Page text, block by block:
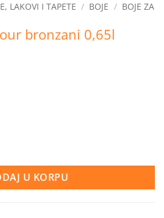
LAKOVI I TAPETE / BOJE / BOJE ZA
bronzani 0,65l
0,65l količina
U KORPU